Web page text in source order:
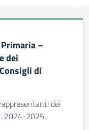
–
dei
di
dei
2024-2025.